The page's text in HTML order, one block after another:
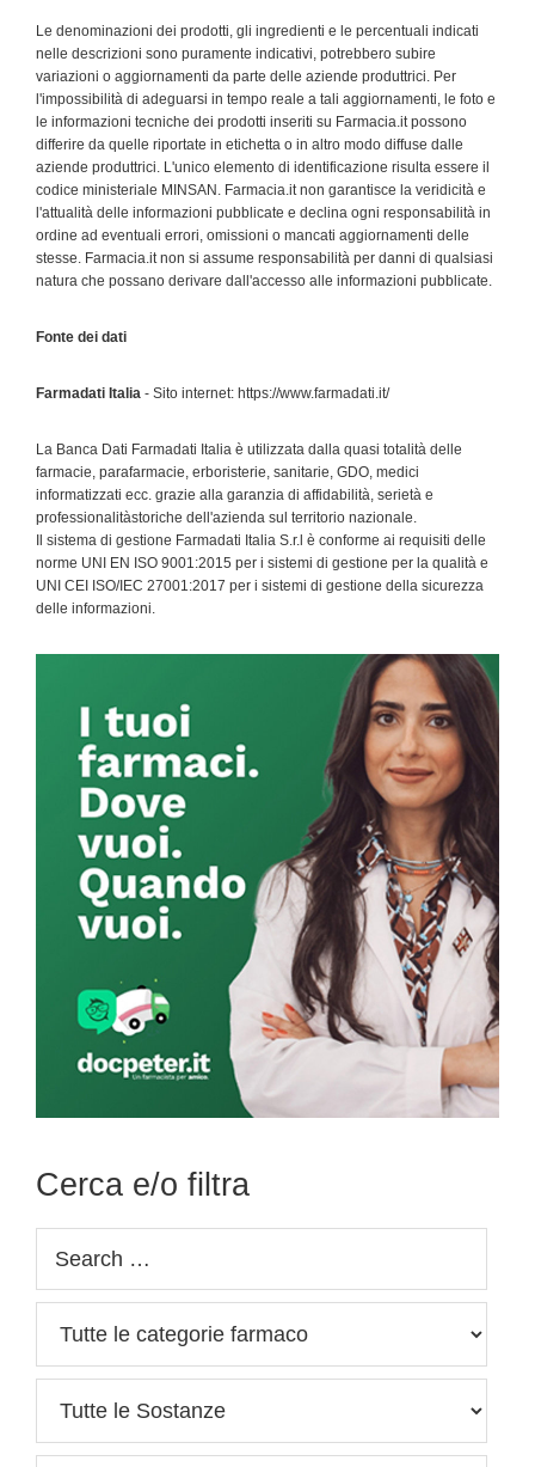
Le denominazioni dei prodotti, gli ingredienti e le percentuali indicati
nelle descrizioni sono puramente indicativi, potrebbero subire
variazioni o aggiornamenti da parte delle aziende produttrici. Per
l'impossibilità di adeguarsi in tempo reale a tali aggiornamenti, le foto e
le informazioni tecniche dei prodotti inseriti su Farmacia.it possono
differire da quelle riportate in etichetta o in altro modo diffuse dalle
aziende produttrici. L'unico elemento di identificazione risulta essere il
codice ministeriale MINSAN. Farmacia.it non garantisce la veridicità e
l'attualità delle informazioni pubblicate e declina ogni responsabilità in
ordine ad eventuali errori, omissioni o mancati aggiornamenti delle
stesse. Farmacia.it non si assume responsabilità per danni di qualsiasi
natura che possano derivare dall'accesso alle informazioni pubblicate.
Fonte dei dati
Farmadati Italia - Sito internet: https://www.farmadati.it/
La Banca Dati Farmadati Italia è utilizzata dalla quasi totalità delle
farmacie, parafarmacie, erboristerie, sanitarie, GDO, medici
informatizzati ecc. grazie alla garanzia di affidabilità, serietà e
professionalitàstoriche dell'azienda sul territorio nazionale.
Il sistema di gestione Farmadati Italia S.r.l è conforme ai requisiti delle
norme UNI EN ISO 9001:2015 per i sistemi di gestione per la qualità e
UNI CEI ISO/IEC 27001:2017 per i sistemi di gestione della sicurezza
delle informazioni.
Sidebar
Cerca e/o filtra